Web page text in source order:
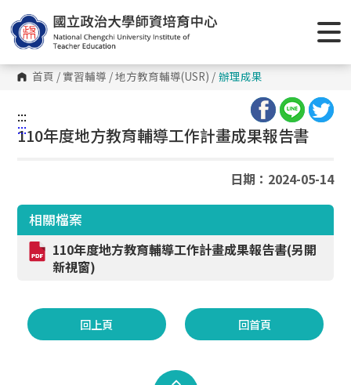
到
主
要
內
容
區 首頁 /實習輔導 /地方教育輔導(USR) / 辦理成果
:::
:::
110年度地方教育輔導工作計畫成果報告書
日期：2024-05-14
相關檔案
110年度地方教育輔導工作計畫成果報告書(另開
新視窗)
回上頁 回首頁